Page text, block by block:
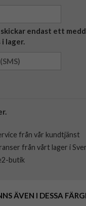
skickar endast ett
lager.
från vår kundtjänst
från vårt lager i
butik
ÄVEN I DESSA